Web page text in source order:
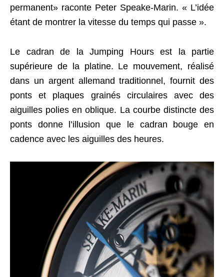
permanent» raconte Peter Speake-Marin. « L’idée
étant de montrer la vitesse du temps qui passe ».
Le cadran de la Jumping Hours est la partie
supérieure de la platine. Le mouvement, réalisé
dans un argent allemand traditionnel, fournit des
ponts et plaques grainés circulaires avec des
aiguilles polies en oblique. La courbe distincte des
ponts donne l’illusion que le cadran bouge en
cadence avec les aiguilles des heures.